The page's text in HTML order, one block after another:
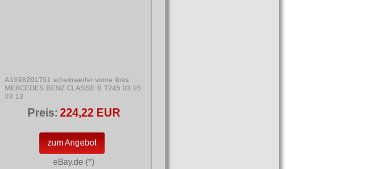
A1698201761 scheinwerfer vorne links
MERCEDES BENZ CLASSE B T245 03 05
03 13
Preis: 224,22 EUR
zum Angebot
eBay.de (*)